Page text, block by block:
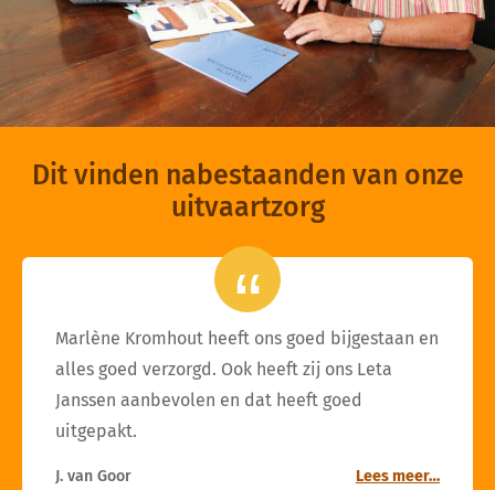
Dit vinden nabestaanden van onze
uitvaartzorg
Marlène Kromhout heeft ons goed bijgestaan en
alles goed verzorgd. Ook heeft zij ons Leta
Janssen aanbevolen en dat heeft goed
uitgepakt.
J. van Goor Lees meer…